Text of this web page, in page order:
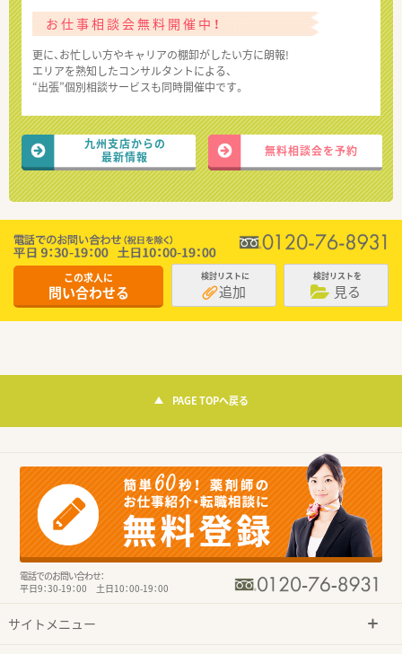
お仕事相談会無料開催中！
更に、お忙しい方やキャリアの棚卸がしたい方に朗報!
エリアを熟知したコンサルタントによる、
“出張”個別相談サービスも同時開催中です。
九州支店からの
最新情報
無料相談会を予約
この求人に
問い合わせる
検討リストに
追加
検討リストを
見る
PAGE TOPへ戻る
電話でのお問い合わせ：
平日9：30-19：00 土日10：00-19：00
サイトメニュー